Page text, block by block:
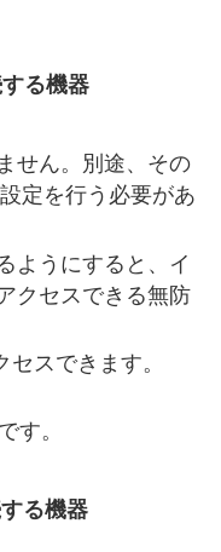
る機器
せん。別途、その
定を行う必要があ
ようにすると、イ
クセスできる無防
スできます。
す。
る機器